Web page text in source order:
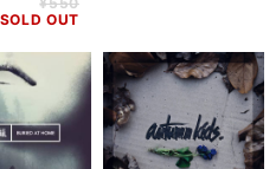
SOLD OUT